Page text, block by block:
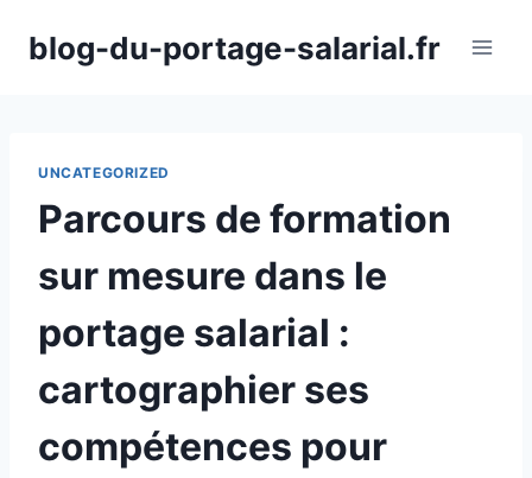
blog-du-portage-salarial.fr
UNCATEGORIZED
Parcours de formation
sur mesure dans le
portage salarial :
cartographier ses
compétences pour